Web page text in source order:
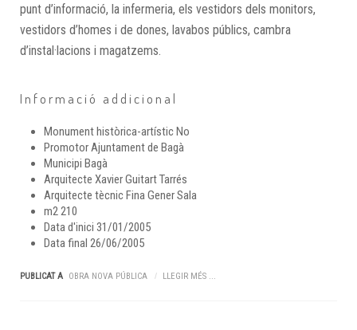
punt d’informació, la infermeria, els vestidors dels monitors,
vestidors d’homes i de dones, lavabos públics, cambra
d’instal·lacions i magatzems.
Informació addicional
Monument històrica-artísticNo
PromotorAjuntament de Bagà
Municipi Bagà
Arquitecte Xavier Guitart Tarrés
Arquitecte tècnicFina Gener Sala
m2210
Data d'inici 31/01/2005
Data final 26/06/2005
PUBLICAT A OBRA NOVA PÚBLICA LLEGIR MÉS ...